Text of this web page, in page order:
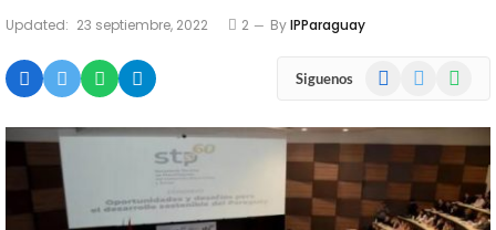
Updated: 23 septiembre, 2022 2 ByIPParaguay
Siguenos Facebook